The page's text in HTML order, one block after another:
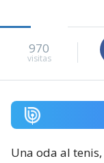
970
visitas
Una oda al